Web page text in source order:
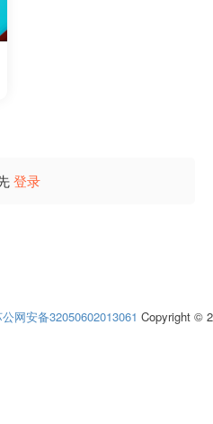
登录
网安备32050602013061 Copyright ©